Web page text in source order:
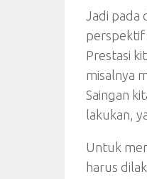
Jadi pada
perspektif
Prestasi
misalnya
Saingan
lakukan,
Untuk
harus